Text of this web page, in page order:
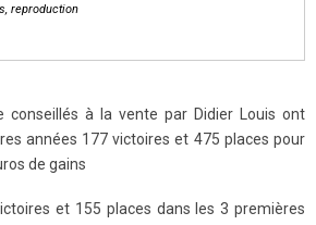
reproduction
conseillés à la vente par Didier Louis ont
années 177 victoires et 475 places pour
de gains
et 155 places dans les 3 premières